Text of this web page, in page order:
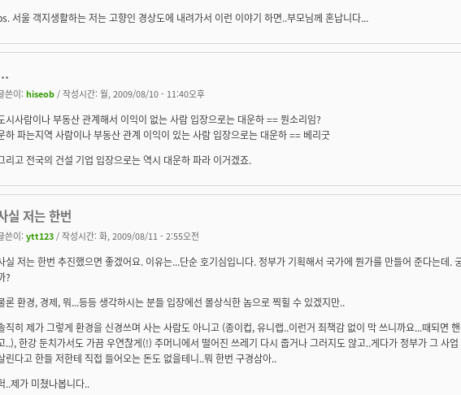
서울 객지생활하는 저는 고향인 경상도에 내려가서 이런 이야기 하면..부모님께 혼납니다...
쓴이: hiseob / 작성시간: 월, 2009/08/10 - 11:40오후
시사람이나 부동산 관계해서 이익이 없는 사람 입장으로는 대운하 == 뭔소리임?
하 파는지역 사람이나 부동산 관계 이익이 있는 사람 입장으로는 대운하 == 베리굿
리고 전국의 건설 기업 입장으로는 역시 대운하 파라 이거겠죠.
실 저는 한번
쓴이: ytt123 / 작성시간: 화, 2009/08/11 - 2:55오전
실 저는 한번 추진했으면 좋겠어요. 이유는...단순 호기심입니다. 정부가 기획해서 국가에 뭔가를 만들어 준다는데.
?
론 환경, 경제, 뭐...등등 생각하시는 분들 입장에선 몰상식한 놈으로 찍힐 수 있겠지만..
직히 제가 그렇게 환경을 신경쓰며 사는 사람도 아니고 (종이컵, 유니랩..이런거 죄책감 없이 막 쓰니까요...때되면
..), 한강 둔치가서도 가끔 우연찮게(!) 주머니에서 떨어진 쓰레기 다시 줍거나 그러지도 않고..게다가 정부가 그 사
린다고 한들 저한테 직접 들어오는 돈도 없을테니..뭐 한번 구경삼아..
..제가 미쳤나봅니다..